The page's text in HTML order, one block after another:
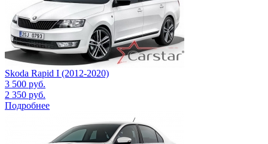
Skoda Rapid I (2012-2020)
3 500 руб.
2 350 руб.
Подробнее